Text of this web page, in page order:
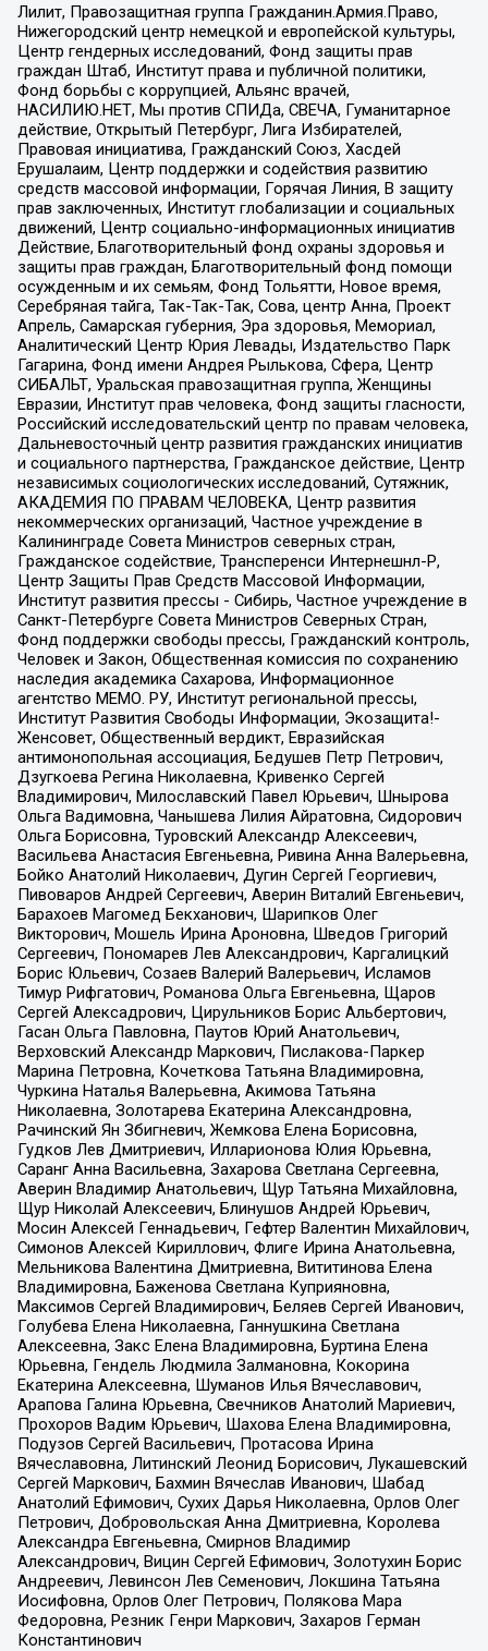
Лилит, Правозащитная группа Гражданин.Армия.Право,
Нижегородский центр немецкой и европейской культуры,
Центр гендерных исследований, Фонд защиты прав
граждан Штаб, Институт права и публичной политики,
Фонд борьбы с коррупцией, Альянс врачей,
НАСИЛИЮ.НЕТ, Мы против СПИДа, СВЕЧА, Гуманитарное
действие, Открытый Петербург, Лига Избирателей,
Правовая инициатива, Гражданский Союз, Хасдей
Ерушалаим, Центр поддержки и содействия развитию
средств массовой информации, Горячая Линия, В защиту
прав заключенных, Институт глобализации и социальных
движений, Центр социально-информационных инициатив
Действие, Благотворительный фонд охраны здоровья и
защиты прав граждан, Благотворительный фонд помощи
осужденным и их семьям, Фонд Тольятти, Новое время,
Серебряная тайга, Так-Так-Так, Сова, центр Анна, Проект
Апрель, Самарская губерния, Эра здоровья, Мемориал,
Аналитический Центр Юрия Левады, Издательство Парк
Гагарина, Фонд имени Андрея Рылькова, Сфера, Центр
СИБАЛЬТ, Уральская правозащитная группа, Женщины
Евразии, Институт прав человека, Фонд защиты гласности,
Российский исследовательский центр по правам человека,
Дальневосточный центр развития гражданских инициатив
и социального партнерства, Гражданское действие, Центр
независимых социологических исследований, Сутяжник,
АКАДЕМИЯ ПО ПРАВАМ ЧЕЛОВЕКА, Центр развития
некоммерческих организаций, Частное учреждение в
Калининграде Совета Министров северных стран,
Гражданское содействие, Трансперенси Интернешнл-Р,
Центр Защиты Прав Средств Массовой Информации,
Институт развития прессы - Сибирь, Частное учреждение в
Санкт-Петербурге Совета Министров Северных Стран,
Фонд поддержки свободы прессы, Гражданский контроль,
Человек и Закон, Общественная комиссия по сохранению
наследия академика Сахарова, Информационное
агентство МЕМО. РУ, Институт региональной прессы,
Институт Развития Свободы Информации, Экозащита!-
Женсовет, Общественный вердикт, Евразийская
антимонопольная ассоциация, Бедушев Петр Петрович,
Дзугкоева Регина Николаевна, Кривенко Сергей
Владимирович, Милославский Павел Юрьевич, Шнырова
Ольга Вадимовна, Чанышева Лилия Айратовна, Сидорович
Ольга Борисовна, Туровский Александр Алексеевич,
Васильева Анастасия Евгеньевна, Ривина Анна Валерьевна,
Бойко Анатолий Николаевич, Дугин Сергей Георгиевич,
Пивоваров Андрей Сергеевич, Аверин Виталий Евгеньевич,
Барахоев Магомед Бекханович, Шарипков Олег
Викторович, Мошель Ирина Ароновна, Шведов Григорий
Сергеевич, Пономарев Лев Александрович, Каргалицкий
Борис Юльевич, Созаев Валерий Валерьевич, Исламов
Тимур Рифгатович, Романова Ольга Евгеньевна, Щаров
Сергей Алексадрович, Цирульников Борис Альбертович,
Гасан Ольга Павловна, Паутов Юрий Анатольевич,
Верховский Александр Маркович, Пислакова-Паркер
Марина Петровна, Кочеткова Татьяна Владимировна,
Чуркина Наталья Валерьевна, Акимова Татьяна
Николаевна, Золотарева Екатерина Александровна,
Рачинский Ян Збигневич, Жемкова Елена Борисовна,
Гудков Лев Дмитриевич, Илларионова Юлия Юрьевна,
Саранг Анна Васильевна, Захарова Светлана Сергеевна,
Аверин Владимир Анатольевич, Щур Татьяна Михайловна,
Щур Николай Алексеевич, Блинушов Андрей Юрьевич,
Мосин Алексей Геннадьевич, Гефтер Валентин Михайлович,
Симонов Алексей Кириллович, Флиге Ирина Анатольевна,
Мельникова Валентина Дмитриевна, Вититинова Елена
Владимировна, Баженова Светлана Куприяновна,
Максимов Сергей Владимирович, Беляев Сергей Иванович,
Голубева Елена Николаевна, Ганнушкина Светлана
Алексеевна, Закс Елена Владимировна, Буртина Елена
Юрьевна, Гендель Людмила Залмановна, Кокорина
Екатерина Алексеевна, Шуманов Илья Вячеславович,
Арапова Галина Юрьевна, Свечников Анатолий Мариевич,
Прохоров Вадим Юрьевич, Шахова Елена Владимировна,
Подузов Сергей Васильевич, Протасова Ирина
Вячеславовна, Литинский Леонид Борисович, Лукашевский
Сергей Маркович, Бахмин Вячеслав Иванович, Шабад
Анатолий Ефимович, Сухих Дарья Николаевна, Орлов Олег
Петрович, Добровольская Анна Дмитриевна, Королева
Александра Евгеньевна, Смирнов Владимир
Александрович, Вицин Сергей Ефимович, Золотухин Борис
Андреевич, Левинсон Лев Семенович, Локшина Татьяна
Иосифовна, Орлов Олег Петрович, Полякова Мара
Федоровна, Резник Генри Маркович, Захаров Герман
Константинович